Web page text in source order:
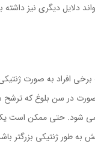
دلایل دیگری نیز داشته
افراد به‌ صورت
در سن بلوغ که ترشح
می شود. حتی ممکن است
به‌ طور ژنتیکی بزرگتر